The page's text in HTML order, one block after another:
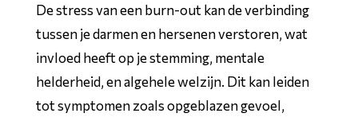
De stress van een burn-out kan de verbinding
tussen je darmen en hersenen verstoren, wat
invloed heeft op je stemming, mentale
helderheid, en algehele welzijn. Dit kan leiden
tot symptomen zoals opgeblazen gevoel,